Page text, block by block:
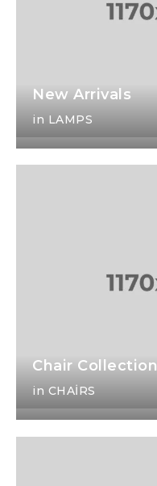
New Arrivals
in LAMPS
Chair Collection
in CHAIRS